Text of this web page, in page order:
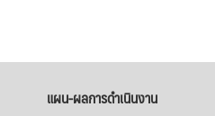
แผน-ผลการดำเนินงาน